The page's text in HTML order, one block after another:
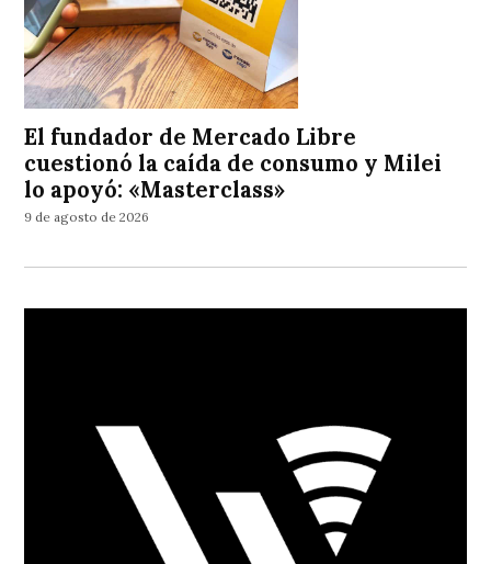
El fundador de Mercado Libre
cuestionó la caída de consumo y Milei
lo apoyó: «Masterclass»
9 de agosto de 2026